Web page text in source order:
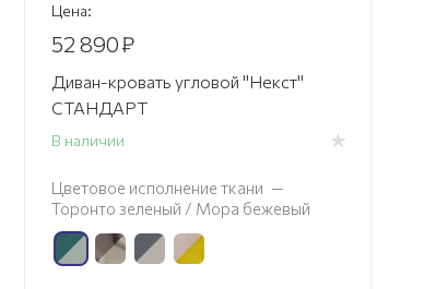
Цена:
52 890₽
Диван-кровать угловой "Некст"
СТАНДАРТ
В наличии
Цветовое исполнение ткани —
Торонто зеленый / Мора бежевый